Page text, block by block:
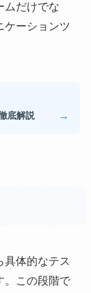
ムだけでな
ケーションツ
底解説 →
具体的なテス
。この段階で